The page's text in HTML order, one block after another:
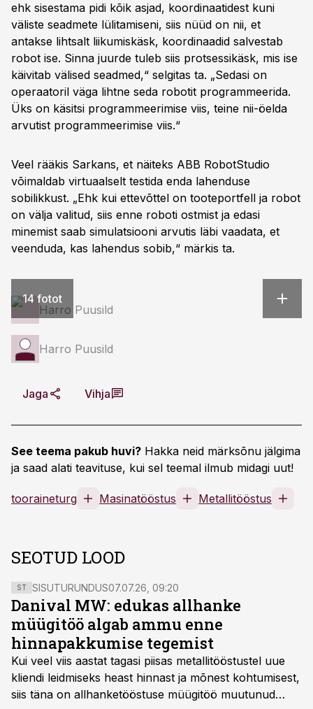
ehk sisestama pidi kõik asjad, koordinaatidest kuni
väliste seadmete lülitamiseni, siis nüüd on nii, et
antakse lihtsalt liikumiskäsk, koordinaadid salvestab
robot ise. Sinna juurde tuleb siis protsessikäsk, mis ise
käivitab välised seadmed,“ selgitas ta. „Sedasi on
operaatoril väga lihtne seda robotit programmeerida.
Üks on käsitsi programmeerimise viis, teine nii-öelda
arvutist programmeerimise viis.“
Veel rääkis Sarkans, et näiteks ABB RobotStudio
võimaldab virtuaalselt testida enda lahenduse
sobilikkust. „Ehk kui ettevõttel on tooteportfell ja robot
on välja valitud, siis enne roboti ostmist ja edasi
minemist saab simulatsiooni arvutis läbi vaadata, et
veenduda, kas lahendus sobib,“ märkis ta.
14 fotot
Harro Puusild
Harro Puusild
Jaga Vihja
See teema pakub huvi? Hakka neid märksõnu jälgima
ja saad alati teavituse, kui sel teemal ilmub midagi uut!
tooraineturg Masinatööstus Metallitööstus
SEOTUD LOOD
ST SISUTURUNDUS07.07.26, 09:20
Danival MW: edukas allhanke
müügitöö algab ammu enne
hinnapakkumise tegemist
Kui veel viis aastat tagasi piisas metallitööstustel uue
kliendi leidmiseks heast hinnast ja mõnest kohtumisest,
siis täna on allhanketööstuse müügitöö muutunud